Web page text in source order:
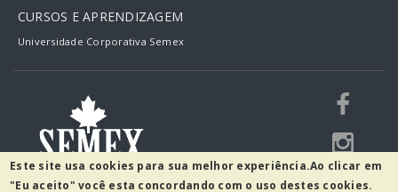
CURSOS E APRENDIZAGEM
Universidade Corporativa Semex
Este site usa cookies para sua melhor experiência.Ao clicar em
"Eu aceito" você esta concordando com o uso destes cookies.